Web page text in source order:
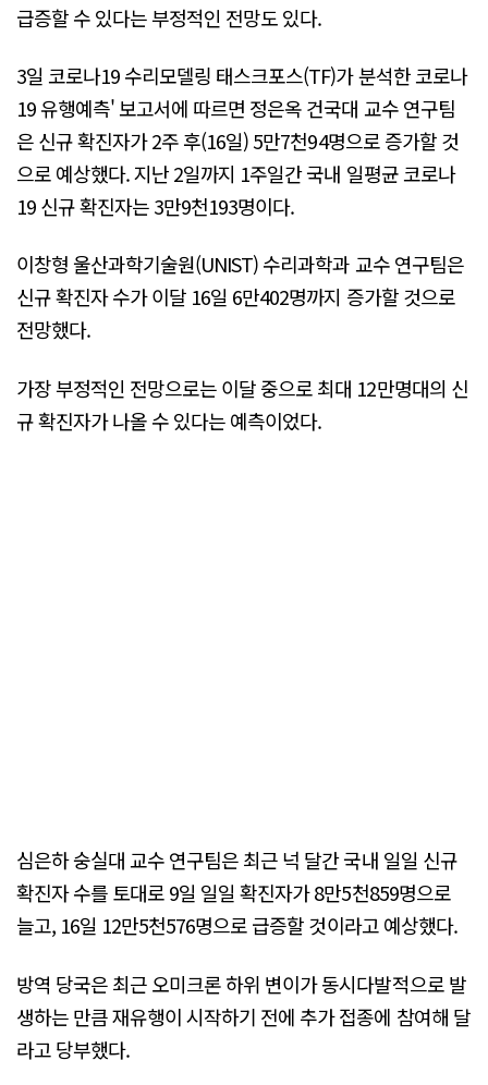
급증할 수 있다는 부정적인 전망도 있다.
3일 코로나19 수리모델링 태스크포스(TF)가 분석한 코로나
19 유행예측' 보고서에 따르면 정은옥 건국대 교수 연구팀
은 신규 확진자가 2주 후(16일) 5만7천94명으로 증가할 것
으로 예상했다. 지난 2일까지 1주일간 국내 일평균 코로나
19 신규 확진자는 3만9천193명이다.
이창형 울산과학기술원(UNIST) 수리과학과 교수 연구팀은
신규 확진자 수가 이달 16일 6만402명까지 증가할 것으로
전망했다.
가장 부정적인 전망으로는 이달 중으로 최대 12만명대의 신
규 확진자가 나올 수 있다는 예측이었다.
심은하 숭실대 교수 연구팀은 최근 넉 달간 국내 일일 신규
확진자 수를 토대로 9일 일일 확진자가 8만5천859명으로
늘고, 16일 12만5천576명으로 급증할 것이라고 예상했다.
방역 당국은 최근 오미크론 하위 변이가 동시다발적으로 발
생하는 만큼 재유행이 시작하기 전에 추가 접종에 참여해 달
라고 당부했다.